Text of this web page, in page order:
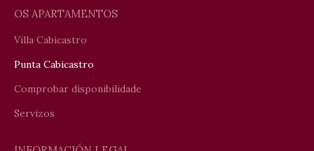
opens
in
opens
in
opens
in
OS APARTAMENTOS
Villa Cabicastro
Punta Cabicastro
Comprobar disponibilidade
Servizos